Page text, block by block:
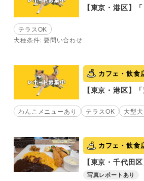
【東京・港区】
テラスOK
犬種条件: 要問い合わせ
カフェ・飲食
【東京・港区】
わんこメニューあり テラスOK 大型
カフェ・飲食
【東京・千代田
写真レポートあり